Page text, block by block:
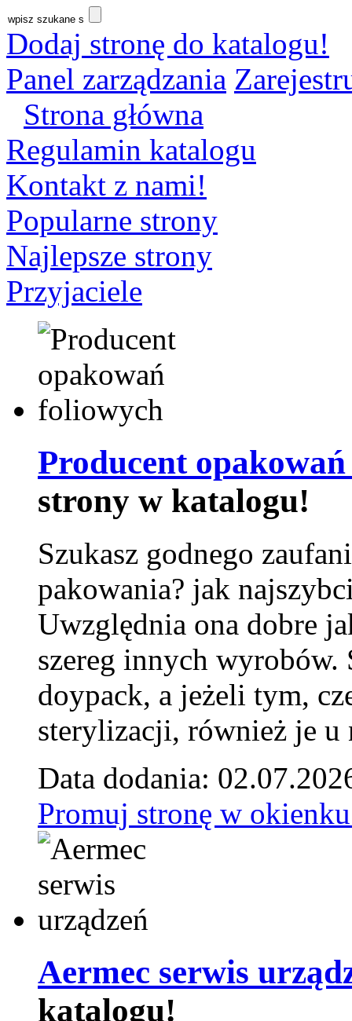
Dodaj stronę do katalogu!
Panel zarządzania
Strona główna
Regulamin katalogu
Kontakt z nami!
Popularne strony
Najlepsze strony
Przyjaciele
Producent
strony w katalogu!
Szukasz godnego
pakowania? jak
Uwzględnia ona dobre
szereg innych
doypack, a jeżeli tym,
sterylizacji, również je u
Data dodania:
Promuj stronę w
Aermec serwis
katalogu!